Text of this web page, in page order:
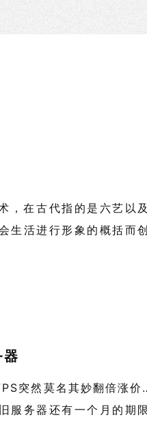
在古代指的是六艺以
生活进行形象的概括而
突然莫名其妙翻倍涨
服务器还有一个月的期限